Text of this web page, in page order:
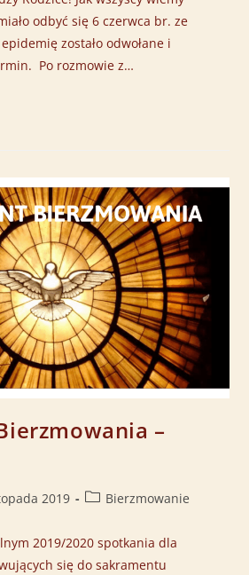
odbyć się 6 czerwca br. ze
zostało odwołane i
Po rozmowie z…
–
2019 Bierzmowanie
2019/2020 spotkania dla
się do sakramentu